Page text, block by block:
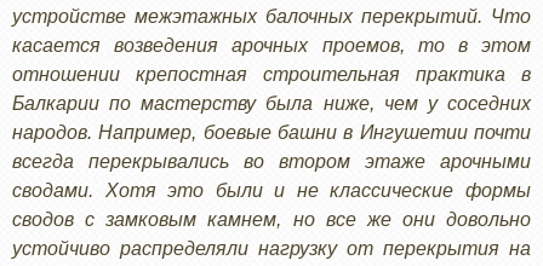
устройстве межэтажных балочных перекрытий. Что
касается возведения арочных проемов, то в этом
отношении крепостная строительная практика в
Балкарии по мастерству была ниже, чем у соседних
народов. Например, боевые башни в Ингушетии почти
всегда перекрывались во втором этаже арочными
сводами. Хотя это были и не классические формы
сводов с замковым камнем, но все же они довольно
устойчиво распределяли нагрузку от перекрытия на